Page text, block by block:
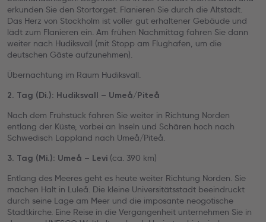
erkunden Sie den Stortorget. Flanieren Sie durch die Altstadt.
Das Herz von Stockholm ist voller gut erhaltener Gebäude und
lädt zum Flanieren ein. Am frühen Nachmittag fahren Sie dann
weiter nach Hudiksvall (mit Stopp am Flughafen, um die
deutschen Gäste aufzunehmen).
Übernachtung im Raum Hudiksvall.
2. Tag (Di.): Hudiksvall – Umeå/Piteå
Nach dem Frühstück fahren Sie weiter in Richtung Norden
entlang der Küste, vorbei an Inseln und Schären hoch nach
Schwedisch Lappland nach Umeå/Piteå.
3. Tag (Mi.): Umeå – Levi (ca. 390 km)
Entlang des Meeres geht es heute weiter Richtung Norden. Sie
machen Halt in Luleå. Die kleine Universitätsstadt beeindruckt
durch seine Lage am Meer und die imposante neogotische
Stadtkirche. Eine Reise in die Vergangenheit unternehmen Sie in